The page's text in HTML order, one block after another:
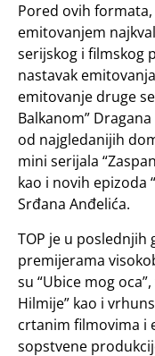
Pored ovih formata,
emitovanjem
serijskog i filmskog
nastavak
emitovanje druge
Balkanom”
od najgledanijih
mini serijala
kao i novih epizoda
Srđana Anđelića.
TOP je u
premijerama
su “Ubice mog
Hilmije” kao i
crtanim filmovima i
sopstvene